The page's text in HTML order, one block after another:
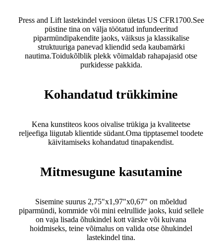
Press and Lift lastekindel versioon ületas US CFR1700.See
püstine tina on välja töötatud infundeeritud
piparmündipakendite jaoks, väiksus ja klassikalise
struktuuriga panevad kliendid seda kaubamärki
nautima.Toidukõlblik plekk võimaldab rahapajasid otse
purkidesse pakkida.
Kohandatud trükkimine
Kena kunstiteos koos oivalise trükiga ja kvaliteetse
reljeefiga liigutab klientide südant.Oma tipptasemel toodete
käivitamiseks kohandatud tinapakendist.
Mitmesugune kasutamine
Sisemine suurus 2,75"x1,97"x0,67" on mõeldud
piparmündi, kommide või mini eelrullide jaoks, kuid sellele
on vaja lisada õhukindel kott värske või kuivana
hoidmiseks, teine ​​​​võimalus on valida otse õhukindel
lastekindel tina.